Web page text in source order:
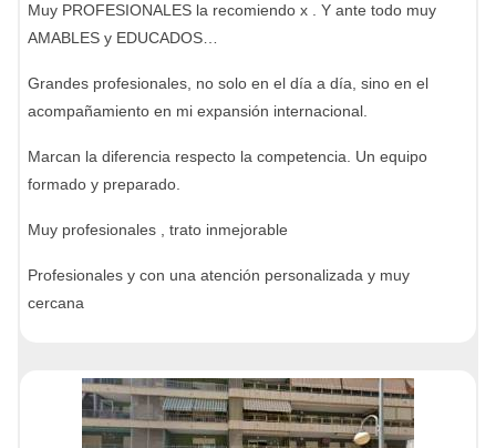
Muy PROFESIONALES la recomiendo x . Y ante todo muy
AMABLES y EDUCADOS…
Grandes profesionales, no solo en el día a día, sino en el
acompañamiento en mi expansión internacional.
Marcan la diferencia respecto la competencia. Un equipo
formado y preparado.
Muy profesionales , trato inmejorable
Profesionales y con una atención personalizada y muy
cercana